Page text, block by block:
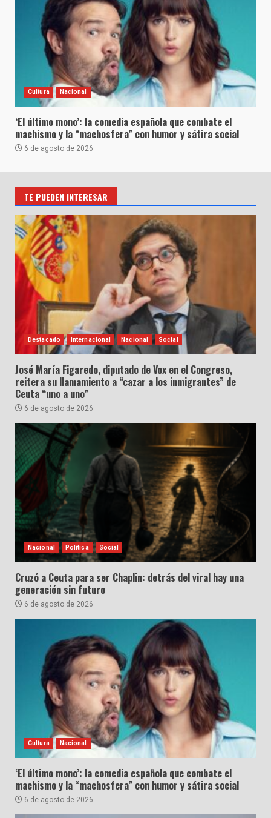
Cultura Nacional
‘El último mono’: la comedia española que combate el
machismo y la “machosfera” con humor y sátira social
6 de agosto de 2026
TE PUEDEN INTERESAR
Destacado Internacional Nacional Social
José María Figaredo, diputado de Vox en el Congreso,
reitera su llamamiento a “cazar a los inmigrantes” de
Ceuta “uno a uno”
6 de agosto de 2026
Nacional Política Social
Cruzó a Ceuta para ser Chaplin: detrás del viral hay una
generación sin futuro
6 de agosto de 2026
Cultura Nacional
‘El último mono’: la comedia española que combate el
machismo y la “machosfera” con humor y sátira social
6 de agosto de 2026